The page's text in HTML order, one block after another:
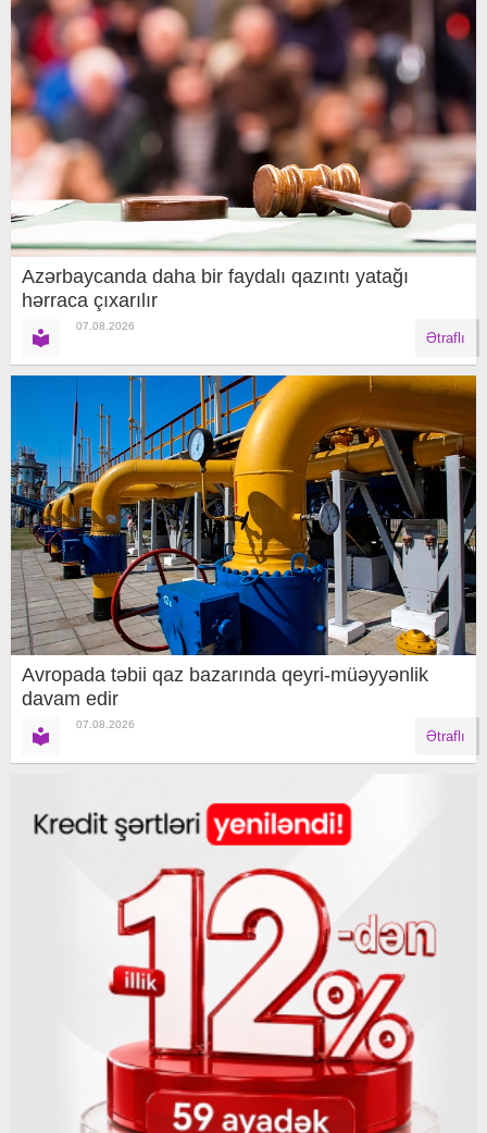
Azərbaycanda daha bir faydalı qazıntı yatağı
hərraca çıxarılır
07.08.2026
Ətraflı
Avropada təbii qaz bazarında qeyri-müəyyənlik
davam edir
07.08.2026
Ətraflı